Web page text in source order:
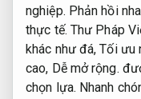
nghiệp. Phản hồi
thực tế. Thư Pháp
khác như đá,Tối ưu
cao, Dễ mở rộng.
chọn lựa. Nhanh